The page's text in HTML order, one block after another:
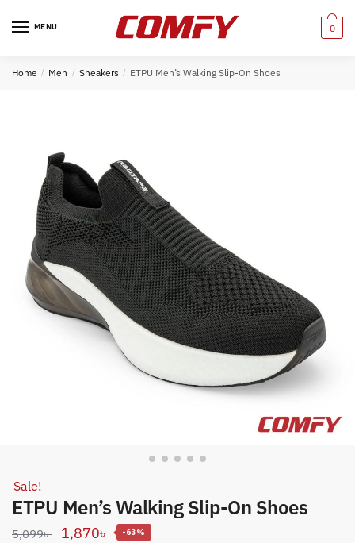
MENU 0
Home / Men / Sneakers / ETPU Men’s Walking Slip-On Shoes
Sale!
ETPU Men’s Walking Slip-On Shoes
5,099৳
Original
1,870৳ Current
-63%